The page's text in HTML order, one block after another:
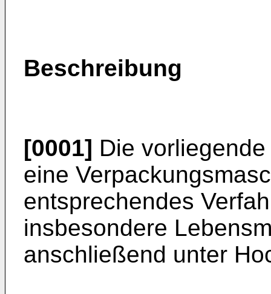
Beschreibung
[0001] Die
eine
entsprechendes
insbesondere
anschließend unter